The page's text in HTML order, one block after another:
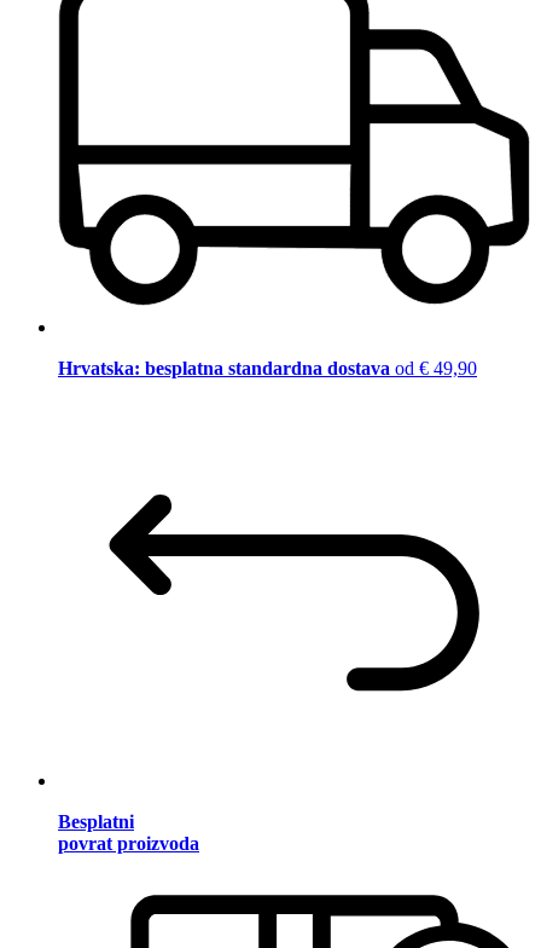
Hrvatska: besplatna standardna dostava od € 49,90
Besplatni
povrat proizvoda